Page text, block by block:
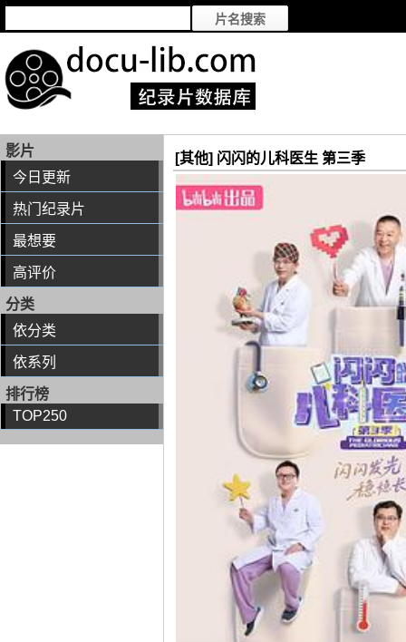
影片
今日更新
热门纪录片
最想要
高评价
分类
依分类
依系列
排行榜
TOP250
[其他] 闪闪的儿科医生 第三季